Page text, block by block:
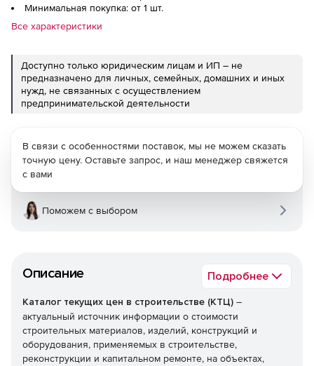
Минимальная покупка: от 1 шт.
Все характеристики
Доступно только юридическим лицам и ИП – не
предназначено для личных, семейных, домашних и иных
нужд, не связанных с осуществлением
предпринимательской деятельности
Описание Подробнее
Каталог текущих цен в строительстве (КТЦ) –
актуальный источник информации о стоимости
строительных материалов, изделий, конструкций и
оборудования, применяемых в строительстве,
реконструкции и капитальном ремонте, на объектах,
В связи с особенностями поставок, мы не можем сказать
точную цену. Оставьте запрос, и наш менеджер свяжется
с вами
Поможем с выбором